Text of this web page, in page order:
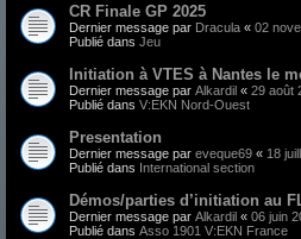
CR Finale GP 2025
Dernier message par Dracula « 02
Publié dans Jeu
Initiation à VTES à Nantes le
Dernier message par Alkardil « 29 août
Publié dans V:EKN Nord-Ouest
Presentation
Dernier message par eveque69 « 18
Publié dans International section
Démos/parties d’initiation au
Dernier message par Alkardil « 06 juin
Publié dans Asso 1901 V:EKN France